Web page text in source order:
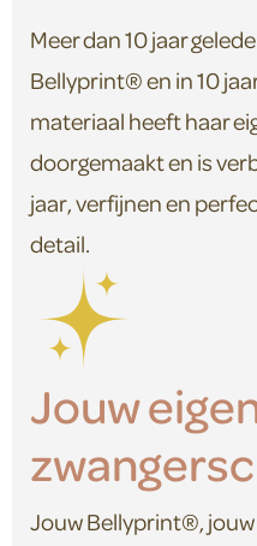
Meer dan 10 jaar
Bellyprint® en in 10
materiaal heeft haar
doorgemaakt en is
jaar, verfijnen en
detail.
Jouw
Jouw Bellyprint®,